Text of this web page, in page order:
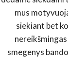
mus
siekiant bet
smegenys